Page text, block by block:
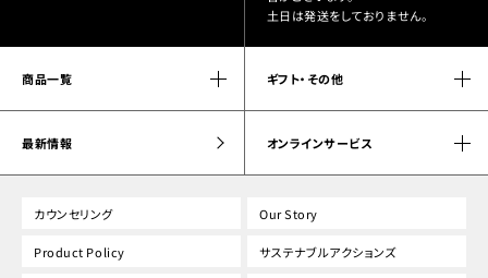
土日は発送をしておりません。
商品一覧 ギフト・その他
最新情報 オンラインサービス
カウンセリング Our Story
Product Policy サステナブルアクションズ